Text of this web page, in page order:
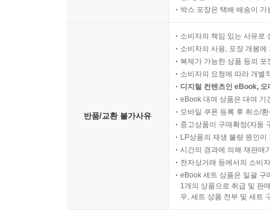
박스 포장은 택배 배송이
반품/교환 불가사유
소비자의 책임 있는 사유로
소비자의 사용, 포장 개봉
복제가 가능한 상품 등의
소비자의 요청에 따라 개별
디지털 컨텐츠인 eBook,
eBook 대여 상품은 대여 기
모바일 쿠폰 등록 후 취소/
중고상품이 구매확정(자동
LP상품의 재생 불량 원인
시간의 경과에 의해 재판매
전자상거래 등에서의 소비
eBook 세트 상품은 일괄 구
1개의 상품으로 취급 및 판
우, 세트 상품 전부 및 세트